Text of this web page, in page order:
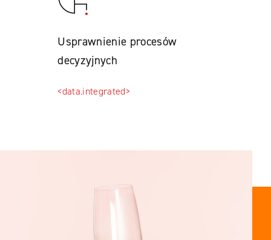
Usprawnienie procesów
decyzyjnych
<data.integrated>